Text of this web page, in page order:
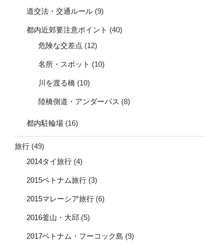
道交法・交通ルール (9)
都内近郊要注意ポイント (40)
危険な交差点 (12)
名所・スポット (10)
川を渡る橋 (10)
陸橋側道・アンダーパス (8)
都内駐輪場 (16)
旅行 (49)
2014タイ旅行 (4)
2015ベトナム旅行 (3)
2015マレーシア旅行 (6)
2016釜山・大邱 (5)
2017ベトナム・フーコック島 (9)